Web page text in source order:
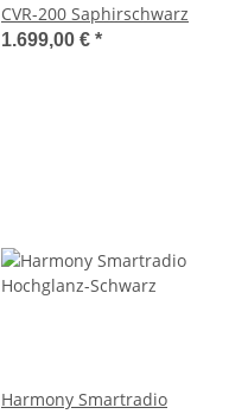
CVR-200 Saphirschwarz
1.699,00 € *
Harmony Smartradio